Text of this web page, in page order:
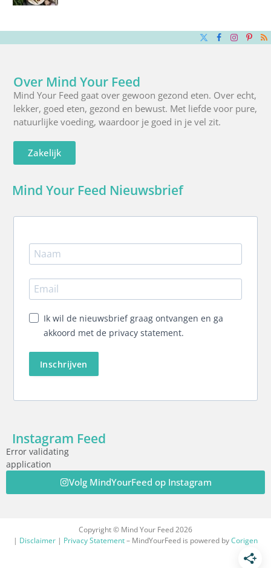
X
Facebook
Over Mind Your Feed
Mind Your Feed gaat over gewoon gezond eten. Over echt,
lekker, goed eten, gezond en bewust. Met liefde voor pure,
natuurlijke voeding, waardoor je goed in je vel zit.
Zakelijk
Mind Your Feed Nieuwsbrief
Ik wil de nieuwsbrief graag ontvangen en ga
akkoord met de privacy statement.
Inschrijven
Instagram Feed
Error validating
application
Volg MindYourFeed op Instagram
Copyright © Mind Your Feed 2026
| Disclaimer | Privacy Statement– MindYourFeed is powered byCorigen